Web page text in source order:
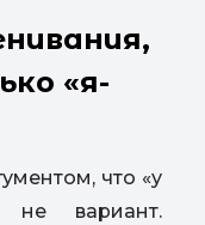
«я-
что «у
вариант.